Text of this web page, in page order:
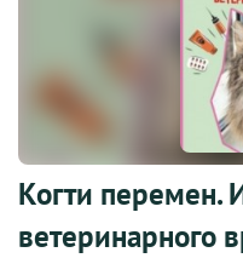
Когти перемен.
ветеринарного